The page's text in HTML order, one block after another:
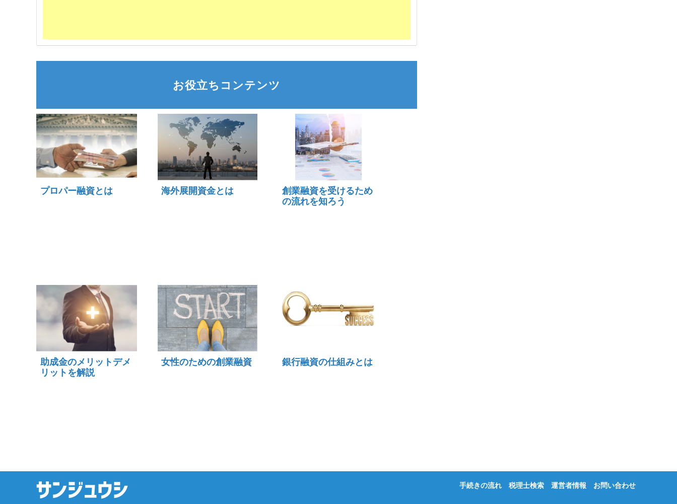
お役立ちコンテンツ
プロパー融資とは 海外展開資金とは
創業融資を受けるため
の流れを知ろう
助成金のメリットデメ
リットを解説
女性のための創業融資 銀行融資の仕組みとは
手続きの流れ 税理士検索 運営者情報 お問い合わせ